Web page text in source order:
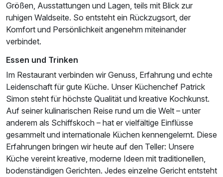
Größen, Ausstattungen und Lagen, teils mit Blick zur
ruhigen Waldseite. So entsteht ein Rückzugsort, der
Komfort und Persönlichkeit angenehm miteinander
verbindet.
Essen und Trinken
Im Restaurant verbinden wir Genuss, Erfahrung und echte
Leidenschaft für gute Küche. Unser Küchenchef Patrick
Simon steht für höchste Qualität und kreative Kochkunst.
Auf seiner kulinarischen Reise rund um die Welt – unter
anderem als Schiffskoch – hat er vielfältige Einflüsse
gesammelt und internationale Küchen kennengelernt. Diese
Erfahrungen bringen wir heute auf den Teller: Unsere
Küche vereint kreative, moderne Ideen mit traditionellen,
bodenständigen Gerichten. Jedes einzelne Gericht entsteht